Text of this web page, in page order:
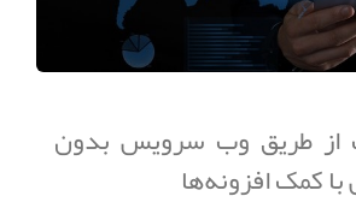
از طریق وب سرویس بدون
کمک افزونه‌ها